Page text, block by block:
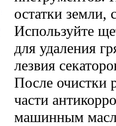
остатки земли,
Используйте
для удаления
лезвия
После очистки
части
машинным